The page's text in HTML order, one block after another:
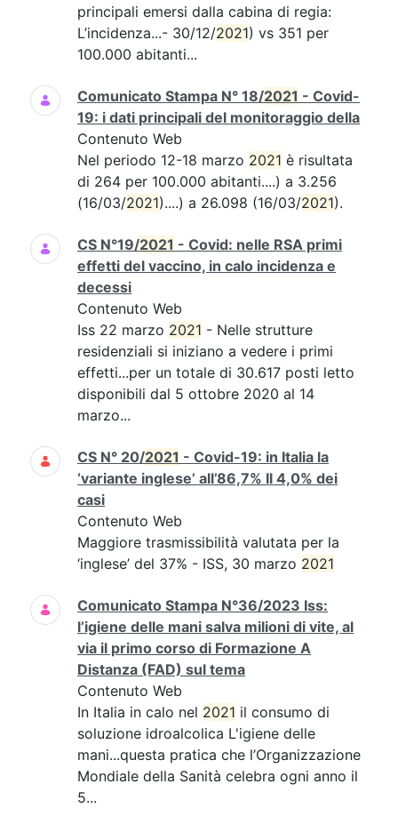
principali emersi dalla cabina di regia:
L’incidenza...- 30/12/2021) vs 351 per
100.000 abitanti...
Comunicato Stampa N° 18/2021 - Covid-
19: i dati principali del monitoraggio della
Contenuto Web
Nel periodo 12-18 marzo 2021 è risultata
di 264 per 100.000 abitanti....) a 3.256
(16/03/2021)....) a 26.098 (16/03/2021).
CS N°19/2021 - Covid: nelle RSA primi
effetti del vaccino, in calo incidenza e
decessi
Contenuto Web
Iss 22 marzo 2021 - Nelle strutture
residenziali si iniziano a vedere i primi
effetti...per un totale di 30.617 posti letto
disponibili dal 5 ottobre 2020 al 14
marzo...
CS N° 20/2021 - Covid-19: in Italia la
‘variante inglese’ all’86,7% Il 4,0% dei
casi
Contenuto Web
Maggiore trasmissibilità valutata per la
‘inglese’ del 37% - ISS, 30 marzo 2021
Comunicato Stampa N°36/2023 Iss:
l’igiene delle mani salva milioni di vite, al
via il primo corso di Formazione A
Distanza (FAD) sul tema
Contenuto Web
In Italia in calo nel 2021 il consumo di
soluzione idroalcolica L'igiene delle
mani...questa pratica che l’Organizzazione
Mondiale della Sanità celebra ogni anno il
5...